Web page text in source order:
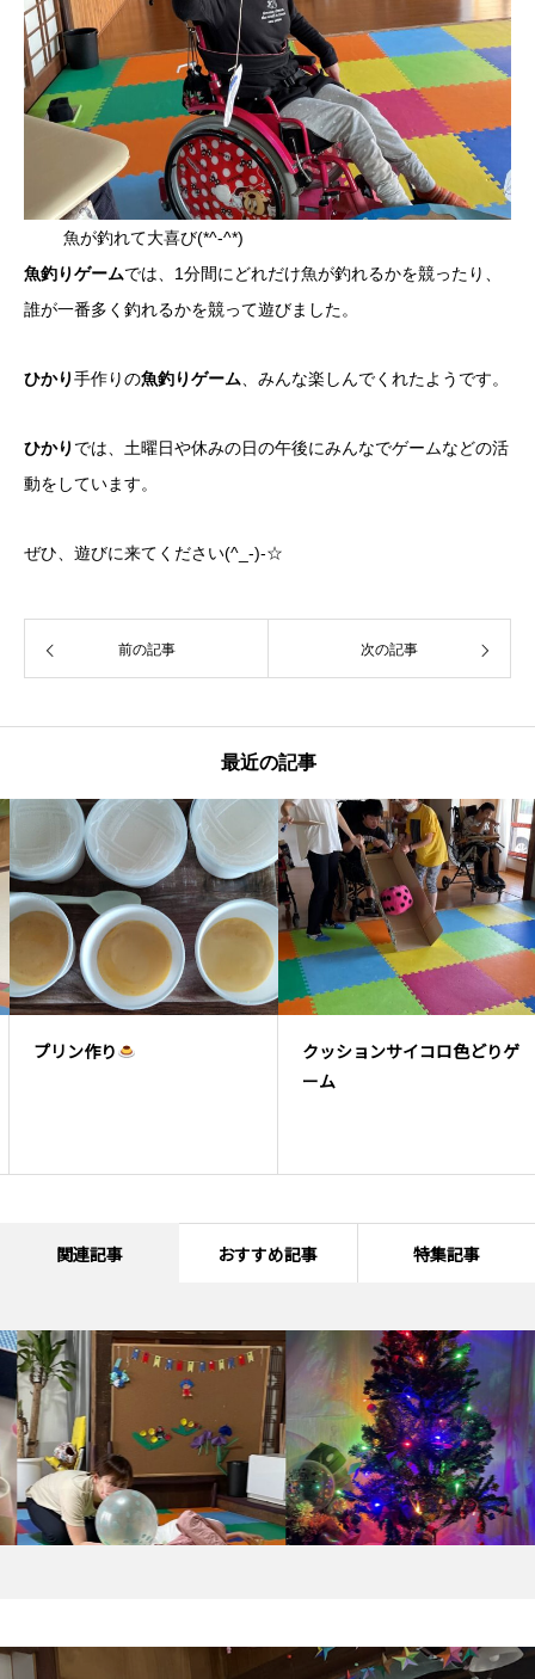
魚が釣れて大喜び(*^-^*)
魚釣りゲームでは、1分間にどれだけ魚が釣れるかを競ったり、
誰が一番多く釣れるかを競って遊びました。
ひかり手作りの魚釣りゲーム 、みんな楽しんでくれたようです。
ひかり では、土曜日や休みの日の午後にみんなでゲームなどの活
動をしています。
ぜひ、遊びに来てください(^_-)-☆
前の記事 次の記事
最近の記事
プリン作り
クッションサイコロ色どりゲ
ーム
関連記事 おすすめ記事 特集記事